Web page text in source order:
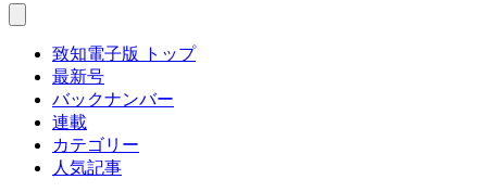
致知電子版 トップ
最新号
バックナンバー
連載
カテゴリー
人気記事